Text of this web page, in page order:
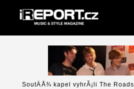
SoutÄÅ¾ kapel vyhrÃ¡li The Roads